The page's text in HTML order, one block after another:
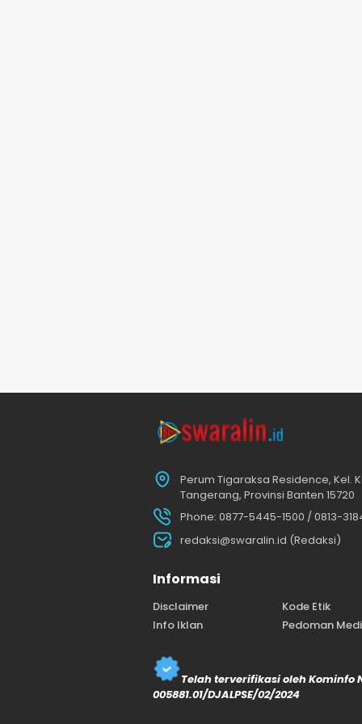
Perum Tigaraksa Residence, Kel.
Tangerang, Provinsi Banten 15720
Phone: 0877-5445-1500 / 0813-
redaksi@swaralin.id (Redaksi)
Informasi
Disclaimer
Kode Etik
Info Iklan
Pedoman
Telah terverifikasi oleh Kominfo
005881.01/DJALPSE/02/2024